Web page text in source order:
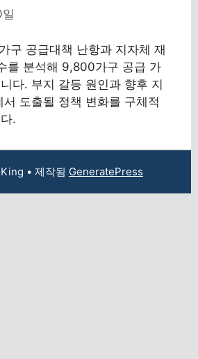
구 공급대책 난항과 지자체 재
를 분석해 9,800가구 공급 가
다. 부지 갈등 원인과 향후 지
도출될 정책 변화를 구체적
.
• 제작됨 GeneratePress